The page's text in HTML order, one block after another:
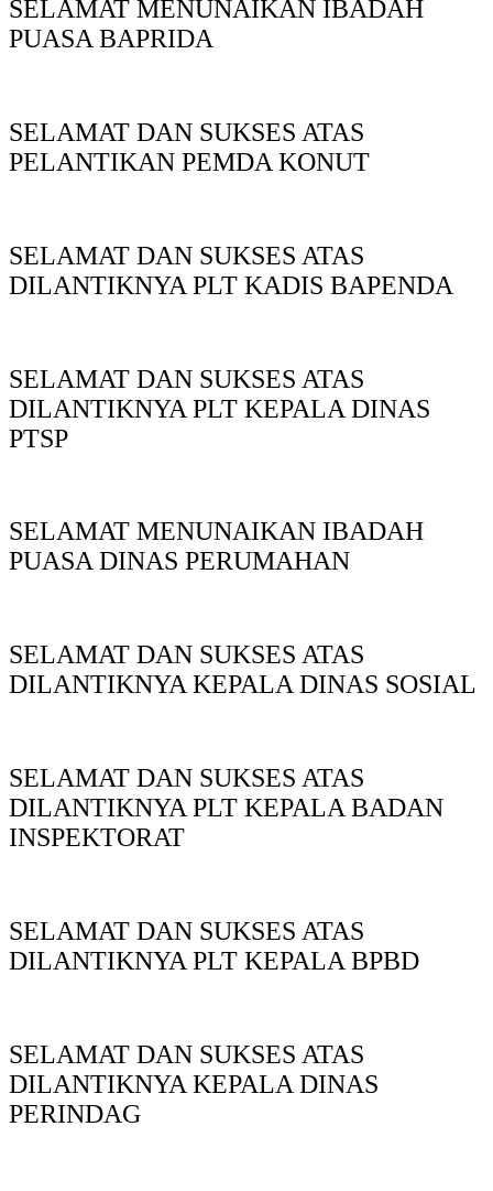
SELAMAT MENUNAIKAN IBADAH
PUASA BAPRIDA
SELAMAT DAN SUKSES ATAS
PELANTIKAN PEMDA KONUT
SELAMAT DAN SUKSES ATAS
DILANTIKNYA PLT KADIS BAPENDA
SELAMAT DAN SUKSES ATAS
DILANTIKNYA PLT KEPALA DINAS
PTSP
SELAMAT MENUNAIKAN IBADAH
PUASA DINAS PERUMAHAN
SELAMAT DAN SUKSES ATAS
DILANTIKNYA KEPALA DINAS SOSIAL
SELAMAT DAN SUKSES ATAS
DILANTIKNYA PLT KEPALA BADAN
INSPEKTORAT
SELAMAT DAN SUKSES ATAS
DILANTIKNYA PLT KEPALA BPBD
SELAMAT DAN SUKSES ATAS
DILANTIKNYA KEPALA DINAS
PERINDAG